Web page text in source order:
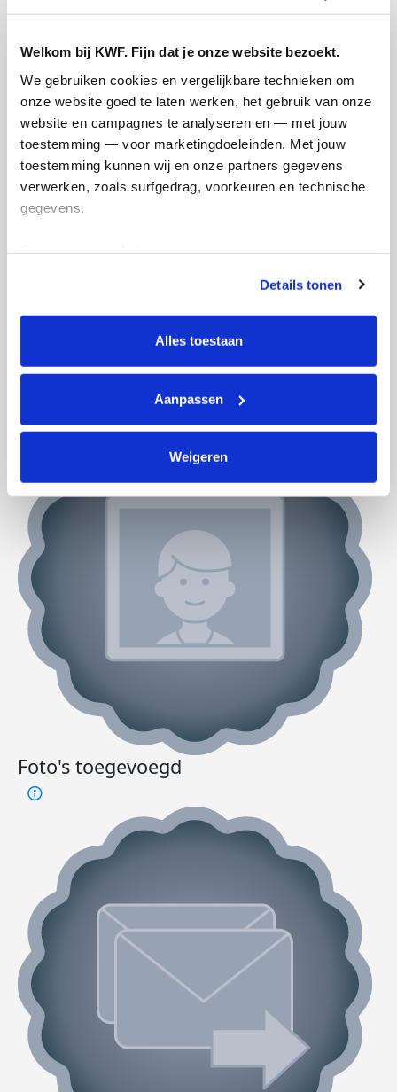
Welkom bij KWF. Fijn dat je onze website bezoekt.
We gebruiken cookies en vergelijkbare technieken om
onze website goed te laten werken, het gebruik van onze
website en campagnes te analyseren en — met jouw
toestemming — voor marketingdoeleinden. Met jouw
toestemming kunnen wij en onze partners gegevens
verwerken, zoals surfgedrag, voorkeuren en technische
gegevens.
tonen. Je kunt je toestemming op elk moment wijzigen of
intrekken via Cookie instellingen onderaan de pagina. De
lijst met cookies is te vinden in het tabblad “details”.
Details tonen
Alles toestaan
Aanpassen
Weigeren
Actiepagina gemaakt
Foto's toegevoegd